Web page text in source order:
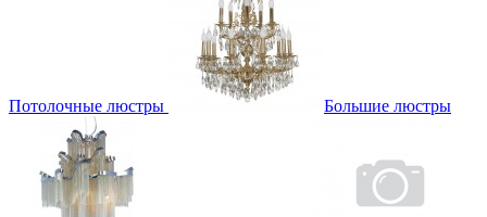
Потолочные люстры Большие люстры